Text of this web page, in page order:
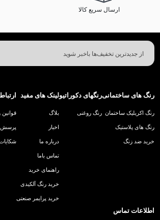
ارسال سریع کالا
رنگ های ساختمانی
رنگ اکریلیک ساختمان
رنگ های پلاستیک
خرید ضد زنگ
رنگهای دکوراتیو
رنگ روغنی
لینک های مفید
بلاگ
اخبار
درباره ما
تماس باما
راهنمای خرید
خرید رنگ آلکیدی
خرید پرایمر صنعتی
پرسش
اطلاعات تماس